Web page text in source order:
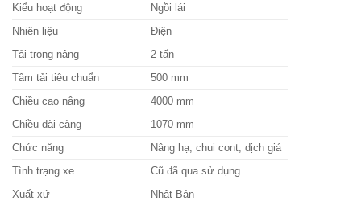
Kiểu hoạt động
Ngồi lái
Nhiên liệu
Điện
Tải trọng nâng
2 tấn
Tâm tải tiêu chuẩn
500 mm
Chiều cao nâng
4000 mm
Chiều dài càng
1070 mm
Chức năng
Nâng hạ, chui cont, dịch giá
Tình trạng xe
Cũ đã qua sử dụng
Xuất xứ
Nhật Bản